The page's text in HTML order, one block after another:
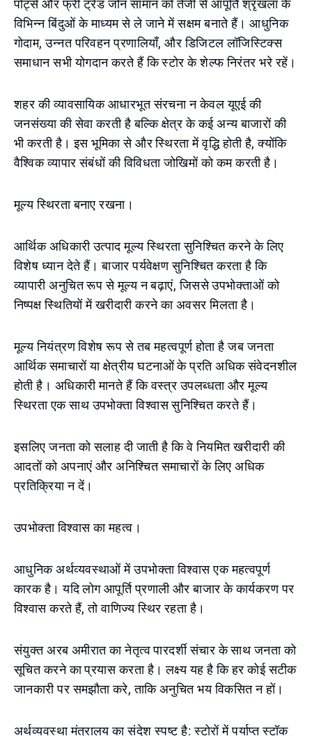
पोर्ट्स और फ्री ट्रेड जोन सामान को तेजी से आपूर्ति श्रृंखला के
विभिन्न बिंदुओं के माध्यम से ले जाने में सक्षम बनाते हैं। आधुनिक
गोदाम, उन्नत परिवहन प्रणालियाँ, और डिजिटल लॉजिस्टिक्स
समाधान सभी योगदान करते हैं कि स्टोर के शेल्फ निरंतर भरे रहें।
शहर की व्यावसायिक आधारभूत संरचना न केवल यूएई की
जनसंख्या की सेवा करती है बल्कि क्षेत्र के कई अन्य बाजारों की
भी करती है। इस भूमिका से और स्थिरता में वृद्धि होती है, क्योंकि
वैश्विक व्यापार संबंधों की विविधता जोखिमों को कम करती है।
मूल्य स्थिरता बनाए रखना।
आर्थिक अधिकारी उत्पाद मूल्य स्थिरता सुनिश्चित करने के लिए
विशेष ध्यान देते हैं। बाजार पर्यवेक्षण सुनिश्चित करता है कि
व्यापारी अनुचित रूप से मूल्य न बढ़ाएं, जिससे उपभोक्ताओं को
निष्पक्ष स्थितियों में खरीदारी करने का अवसर मिलता है।
मूल्य नियंत्रण विशेष रूप से तब महत्वपूर्ण होता है जब जनता
आर्थिक समाचारों या क्षेत्रीय घटनाओं के प्रति अधिक संवेदनशील
होती है। अधिकारी मानते हैं कि वस्त्र उपलब्धता और मूल्य
स्थिरता एक साथ उपभोक्ता विश्वास सुनिश्चित करते हैं।
इसलिए जनता को सलाह दी जाती है कि वे नियमित खरीदारी की
आदतों को अपनाएं और अनिश्चित समाचारों के लिए अधिक
प्रतिक्रिया न दें।
उपभोक्ता विश्वास का महत्व।
आधुनिक अर्थव्यवस्थाओं में उपभोक्ता विश्वास एक महत्वपूर्ण
कारक है। यदि लोग आपूर्ति प्रणाली और बाजार के कार्यकरण पर
विश्वास करते हैं, तो वाणिज्य स्थिर रहता है।
संयुक्त अरब अमीरात का नेतृत्व पारदर्शी संचार के साथ जनता को
सूचित करने का प्रयास करता है। लक्ष्य यह है कि हर कोई सटीक
जानकारी पर समझौता करे, ताकि अनुचित भय विकसित न हों।
अर्थव्यवस्था मंत्रालय का संदेश स्पष्ट है: स्टोरों में पर्याप्त स्टॉक